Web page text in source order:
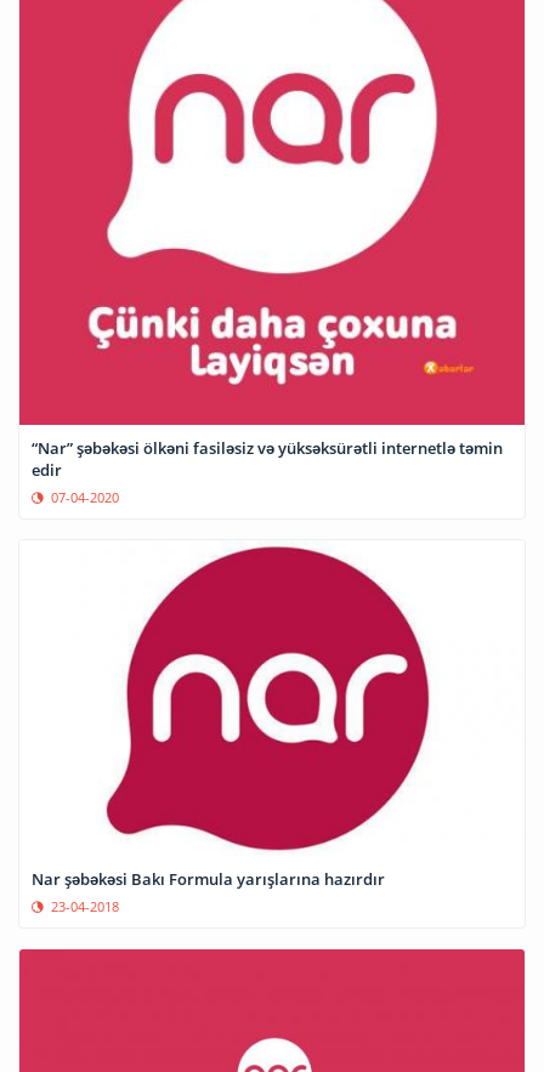
“Nar” şəbəkəsi ölkəni fasiləsiz və yüksəksürətli internetlə təmin
edir
07-04-2020
Nar şəbəkəsi Bakı Formula yarışlarına hazırdır
23-04-2018